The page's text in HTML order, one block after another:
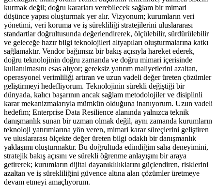
kurmak değil; doğru kararları verebilecek sağlam bir mimari
düşünce yapısı oluşturmak yer alır. Vizyonum; kurumların veri
yönetimi, veri koruma ve iş sürekliliği stratejilerini uluslararası
standartlar doğrultusunda değerlendirerek, ölçülebilir, sürdürülebilir
ve geleceğe hazır bilgi teknolojileri altyapıları oluşturmalarına katkı
sağlamaktır. Vendor bağımsız bir bakış açısıyla hareket ederek,
doğru teknolojinin doğru zamanda ve doğru mimari içerisinde
kullanılmasını esas alıyor; gereksiz yatırım maliyetlerini azaltan,
operasyonel verimliliği artıran ve uzun vadeli değer üreten çözümler
geliştirmeyi hedefliyorum. Teknolojinin sürekli değiştiği bir
dünyada, kalıcı başarının ancak sağlam metodolojiler ve disiplinli
karar mekanizmalarıyla mümkün olduğuna inanıyorum. Uzun vadeli
hedefim; Enterprise Data Resilience alanında yalnızca teknik
danışmanlık sunan bir uzman olmak değil, aynı zamanda kurumların
teknoloji yatırımlarına yön veren, mimari karar süreçlerini geliştiren
ve uluslararası ölçekte değer üreten bilgi odaklı bir danışmanlık
yaklaşımı oluşturmaktır. Bu doğrultuda edindiğim saha deneyimini,
stratejik bakış açısını ve sürekli öğrenme anlayışını bir araya
getirerek; kurumların dijital dayanıklılıklarını güçlendiren, risklerini
azaltan ve iş sürekliliğini güvence altına alan çözümler üretmeye
devam etmeyi amaçlıyorum.